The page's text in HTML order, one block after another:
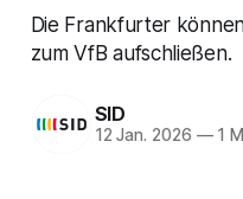
Die Frankfurter
zum VfB aufschließen.
SID
12 Jan. 2026 —1